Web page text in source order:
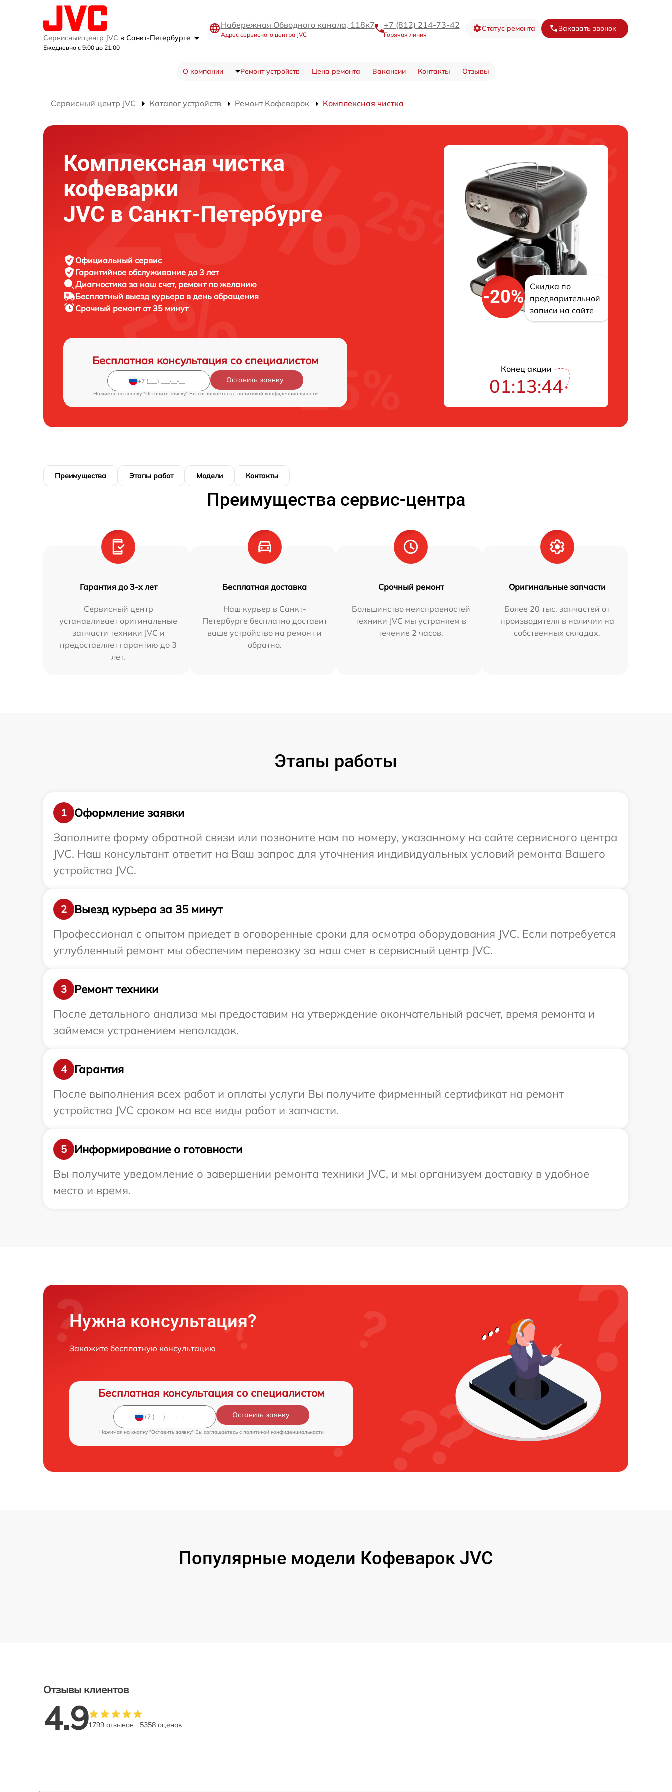
Сервисный центр JVC в Санкт-Петербурге
Ежедневно с 9:00 до 21:00
Набережная Обводного канала, 118к7
Адрес сервисного центра JVC
+7 (812) 214-73-42
Горячая линия
Статус ремонта Заказать звонок
О компании Ремонт устройств Цена ремонта Вакансии Контакты Отзывы
Сервисный центр JVC Каталог устройств Ремонт Кофеварок Комплексная чистка
Комплексная чистка
кофеварки
JVC в Санкт-Петербурге
Официальный сервис
Гарантийное обслуживание до 3 лет
Диагностика за наш счет, ремонт по желанию
Бесплатный выезд курьера в день обращения
Срочный ремонтот 35 минут
Бесплатная консультация со специалистом
Оставить заявку
Нажимая на кнопку "Оставить заявку" Вы соглашаетесь c политикой конфиденциальности
-20%
Скидка по
предварительной
записи на сайте
Конец акции
01:13:43
Преимущества Этапы работ Модели Контакты
Преимущества сервис-центра
Гарантия до 3-х лет
Сервисный центр
устанавливает оригинальные
запчасти техники JVC и
предоставляет гарантию до 3
лет.
Бесплатная доставка
Наш курьер в Санкт-
Петербурге бесплатно доставит
ваше устройство на ремонт и
обратно.
Срочный ремонт
Большинство неисправностей
техники JVC мы устраняем в
течение 2 часов.
Оригинальные запчасти
Более 20 тыс. запчастей от
производителя в наличии на
собственных складах.
Этапы работы
1
Оформление заявки
Заполните форму обратной связи или позвоните нам по номеру, указанному на сайте сервисного центра
JVC. Наш консультант ответит на Ваш запрос для уточнения индивидуальных условий ремонта Вашего
устройства JVC.
2
Выезд курьера за 35 минут
Профессионал с опытом приедет в оговоренные сроки для осмотра оборудования JVC. Если потребуется
углубленный ремонт мы обеспечим перевозку за наш счет в сервисный центр JVC.
3
Ремонт техники
После детального анализа мы предоставим на утверждение окончательный расчет, время ремонта и
займемся устранением неполадок.
4
Гарантия
После выполнения всех работ и оплаты услуги Вы получите фирменный сертификат на ремонт
устройства JVC сроком на все виды работ и запчасти.
5
Информирование о готовности
Вы получите уведомление о завершении ремонта техники JVC, и мы организуем доставку в удобное
место и время.
Нужна консультация?
Закажите бесплатную консультацию
Бесплатная консультация со специалистом
Оставить заявку
Нажимая на кнопку "Оставить заявку" Вы соглашаетесь c политикой конфиденциальности
Популярные модели Кофеварок JVC
Отзывы клиентов
4.91799 отзывов 5358 оценок